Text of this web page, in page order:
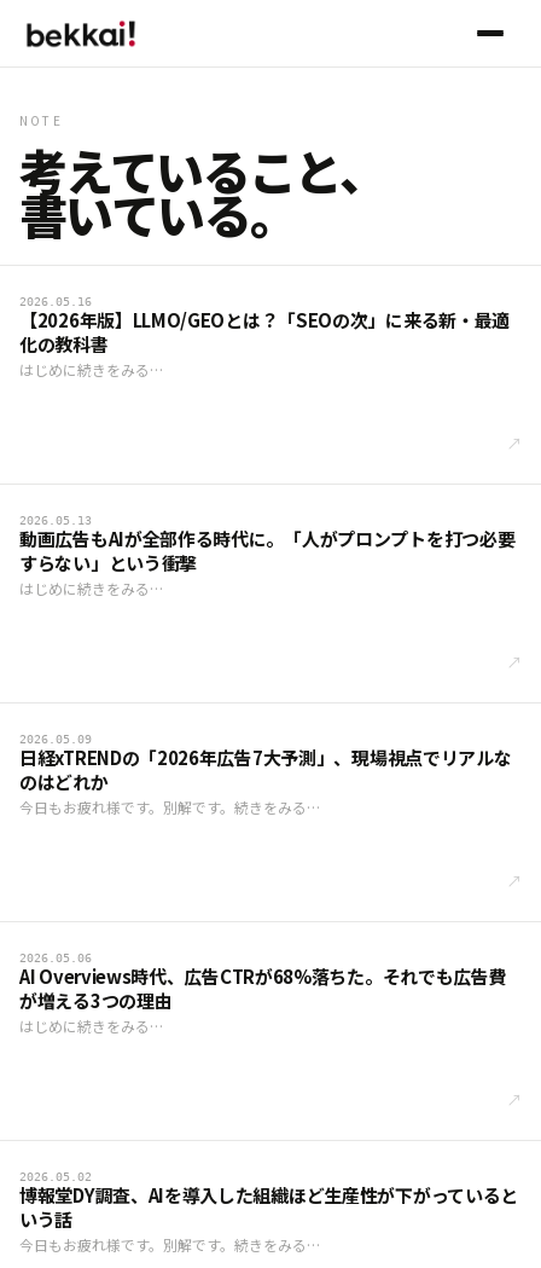
NOTE
考えていること、
書いている。
2026.05.16
【2026年版】LLMO/GEOとは？「SEOの次」に来る新・最適
化の教科書
はじめに続きをみる…
↗
2026.05.13
動画広告もAIが全部作る時代に。「人がプロンプトを打つ必要
すらない」という衝撃
はじめに続きをみる…
↗
2026.05.09
日経xTRENDの「2026年広告7大予測」、現場視点でリアルな
のはどれか
今日もお疲れ様です。別解です。続きをみる…
↗
2026.05.06
AI Overviews時代、広告CTRが68%落ちた。それでも広告費
が増える3つの理由
はじめに続きをみる…
↗
2026.05.02
博報堂DY調査、AIを導入した組織ほど生産性が下がっていると
いう話
今日もお疲れ様です。別解です。続きをみる…